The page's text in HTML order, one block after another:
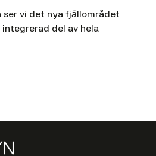
vi det nya fjällområdet
del av hela